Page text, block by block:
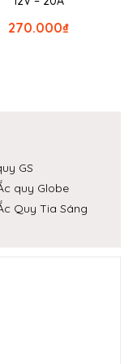
₫
270.000
GS
quy Globe
Quy Tia Sáng